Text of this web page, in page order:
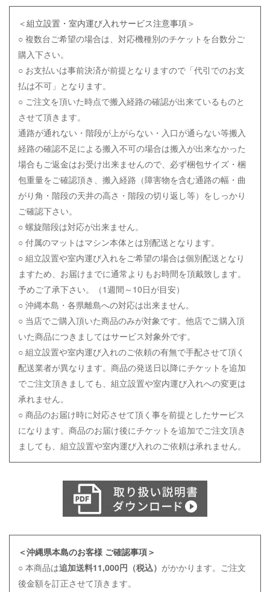
＜組立設置・室内運び入れサービス注意事項＞
○ 複数台ご希望の場合は、対応機種別のチケットを台数分ご
購入下さい。
○ お支払いは事前決済が前提となりますので「代引でのお支
払は不可」となります。
○ ご注文を頂いた時点で搬入経路の確認が出来ているものと
させて頂きます。
通路が通れない・階段が上がらない・入口が通らない等搬入
経路の確認不足による搬入不可の場合は搬入が出来なかった
場合もご返金はお受け出来ませんので、必ず梱包サイズ・梱
包重量をご確認頂き、搬入経路（障害物を含む通路の幅・曲
がり角・階段の天井の高さ・階段の切り返し等）をしっかり
ご確認下さい。
○ 螺旋階段は対応が出来ません。
○ 付属のマットはマシン本体とは別配送となります。
○ 組立設置や室内運び入れをご希望の場合は個別配送となり
ますため、お届けまでに通常よりもお時間を頂戴致します。
予めご了承下さい。（1週間～10日が目安）
○ 沖縄本島・各県離島への対応は出来ません。
○ 当店でご購入頂いた商品のみが対象です。他店でご購入頂
いた商品につきましてはサービス対象外です。
○ 組立設置や室内運び入れのご依頼の有無で手配させて頂く
配送業者が異なります。商品の発送日以降にチケットを追加
でご注文頂きましても、組立設置や室内運び入れへの変更は
承れません。
○ 商品のお届け時に対応させて頂く事を前提としたサービス
になります。商品のお届け後にチケットを追加でご注文頂き
ましても、組立設置や室内運び入れのご依頼は承れません。
＜沖縄県本島のお客様 ご確認事項＞
○ 本商品は追加送料11,000円（税込） がかかります。ご注文
後金額を訂正させて頂きます。